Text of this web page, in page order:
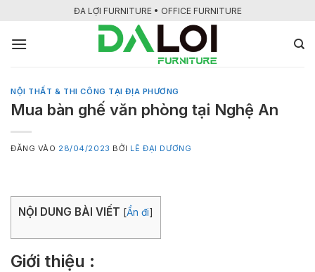
nội
ĐA LỢI FURNITURE • OFFICE FURNITURE
NỘI THẤT & THI CÔNG TẠI ĐỊA PHƯƠNG
Mua bàn ghế văn phòng tại Nghệ An
ĐĂNG VÀO 28/04/2023 BỞI LÊ ĐẠI DƯƠNG
NỘI DUNG BÀI VIẾT [Ẩn đi]
Giới thiệu :